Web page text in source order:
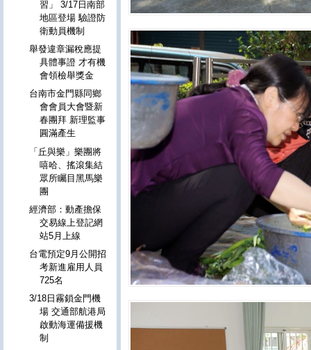
習」 3/17日南部
地區登場 驗證防
衛動員機制
舉發違章漏稅應提
具體事證 才有機
會領檢舉獎金
台南市金門縣同鄉
會會員大會暨新
春團拜 新理監事
圓滿產生
「丘與樂」樂團將
嘻哈、搖滾集結
眾所矚目黑馬樂
團
經濟部：動產擔保
交易線上登記網
站5月上線
台電預定9月公開招
考新進雇用人員
725名
3/18日霧鎖金門機
場 交通部航港局
啟動海運備援機
制